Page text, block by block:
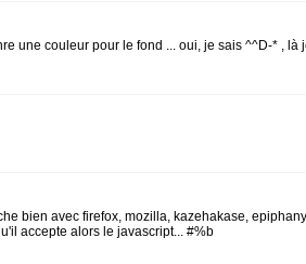
une couleur pour le fond ... oui, je sais ^^D-* ,
bien avec firefox, mozilla, kazehakase,
accepte alors le javascript... #%b